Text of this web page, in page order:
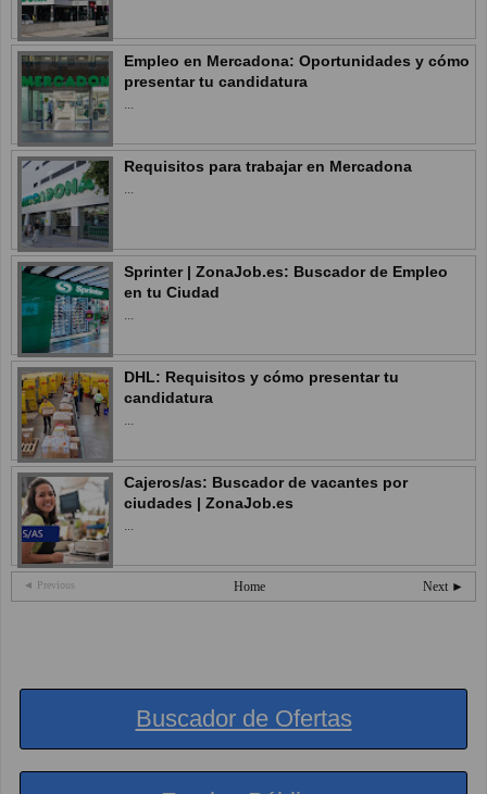
Empleo en Mercadona: Oportunidades y cómo
presentar tu candidatura
...
Requisitos para trabajar en Mercadona
...
Sprinter | ZonaJob.es: Buscador de Empleo
en tu Ciudad
...
DHL: Requisitos y cómo presentar tu
candidatura
...
Cajeros/as: Buscador de vacantes por
ciudades | ZonaJob.es
...
◄ Previous Next ►
Home
Buscador de Ofertas